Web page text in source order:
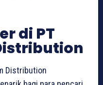
di PT
Distribution